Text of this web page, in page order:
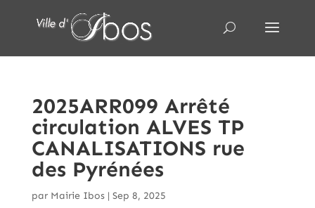
2025ARR099 Arrêté
circulation ALVES TP
CANALISATIONS rue
des Pyrénées
par Mairie Ibos| Sep 8, 2025